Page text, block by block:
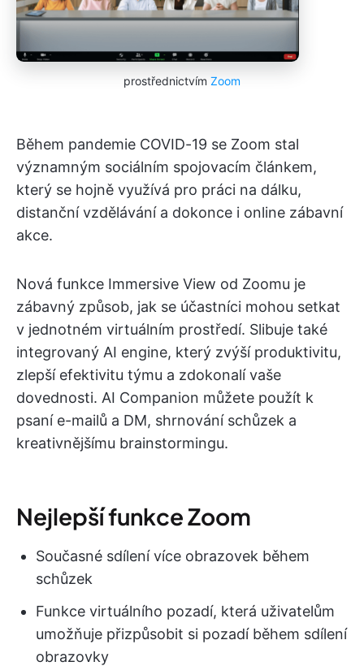
prostřednictvím Zoom
Během pandemie COVID-19 se Zoom stal
významným sociálním spojovacím článkem,
který se hojně využívá pro práci na dálku,
distanční vzdělávání a dokonce i online zábavní
akce.
Nová funkce Immersive View od Zoomu je
zábavný způsob, jak se účastníci mohou setkat
v jednotném virtuálním prostředí. Slibuje také
integrovaný AI engine, který zvýší produktivitu,
zlepší efektivitu týmu a zdokonalí vaše
dovednosti. AI Companion můžete použít k
psaní e-mailů a DM, shrnování schůzek a
kreativnějšímu brainstormingu.
Nejlepší funkce Zoom
Současné sdílení více obrazovek během
schůzek
Funkce virtuálního pozadí, která uživatelům
umožňuje přizpůsobit si pozadí během sdílení
obrazovky